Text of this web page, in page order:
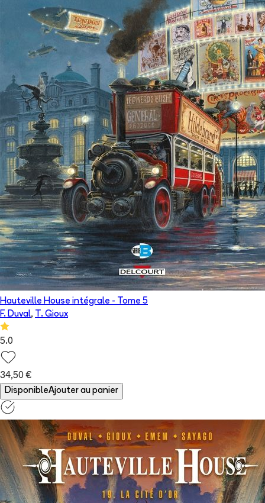
Hauteville House intégrale - Tome 5
F. Duval, T. Gioux
5.0
34,50 €
DisponibleAjouter au panier